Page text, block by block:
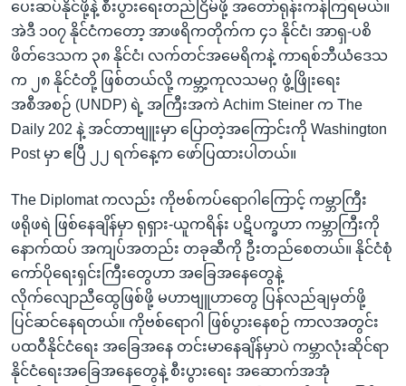
ပေးဆပ်နိုင်ဖို့နဲ့ စီးပွားရေးတည်ငြိမ်ဖို့ အတော်ရုန်းကန်ကြရမယ်။
အဲဒီ ၁၀၇ နိုင်ငံကတော့ အာဖရိကတိုက်က ၄၁ နိုင်ငံ၊ အာရှ-ပစိ
ဖိတ်ဒေသက ၃၈ နိုင်ငံ၊ လက်တင်အမေရိကနဲ့ ကာရစ်ဘီယံဒေသ
က ၂၈ နိုင်ငံတို့ ဖြစ်တယ်လို့ ကမ္ဘာ့ကုလသမဂ္ဂ ဖွံ့ဖြိုးရေး
အစီအစဉ် (UNDP) ရဲ့ အကြီးအကဲ Achim Steiner က The
Daily 202 နဲ့ အင်တာဗျူးမှာ ပြောတဲ့အကြောင်းကို Washington
Post မှာ ဧပြီ ၂၂ ရက်နေ့က ဖော်ပြထားပါတယ်။
The Diplomat ကလည်း ကိုဗစ်ကပ်ရောဂါကြောင့် ကမ္ဘာကြီး
ဖရိုဖရဲ ဖြစ်နေချိန်မှာ ရုရှား-ယူကရိန်း ပဋိပက္ခဟာ ကမ္ဘာကြီးကို
နောက်ထပ် အကျပ်အတည်း တခုဆီကို ဦးတည်စေတယ်။ နိုင်ငံစုံ
ကော်ပိုရေးရှင်းကြီးတွေဟာ အခြေအနေတွေနဲ့
လိုက်လျောညီထွေဖြစ်ဖို့ မဟာဗျူဟာတွေ ပြန်လည်ချမှတ်ဖို့
ပြင်ဆင်နေရတယ်။ ကိုဗစ်ရောဂါ ဖြစ်ပွားနေစဉ် ကာလအတွင်း
ပထဝီနိုင်ငံရေး အခြေအနေ တင်းမာနေချိန်မှာပဲ ကမ္ဘာလုံးဆိုင်ရာ
နိုင်ငံရေးအခြေအနေတွေနဲ့ စီးပွားရေး အဆောက်အအုံ